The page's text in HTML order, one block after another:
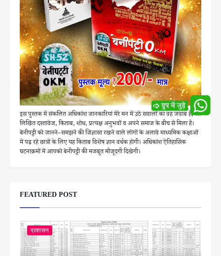
इस पुस्तक में संकलित अधिकांश जानकारियां मेरे मन में उठे सवालों का वह जवाब है, जो
लिखित दस्तावेज, किताब, शोध, प्रत्यक्ष अनुभवों व अपने समाज के बीच से मिला है।
बेनीपट्टी को जानने–समझने की जिज्ञासा रखने वाले लोगों के अलावे माध्यमिक कक्षाओं
में पढ़ रहे छात्रों के लिए यह किताब विशेष ज्ञान वर्धक होगी। अधिकांश ऐतिहासिक
घटनाक्रमों में आपको बेनीपट्टी की मजबूत मौजूदगी दिखेगी।
FEATURED POST
प्रशासन